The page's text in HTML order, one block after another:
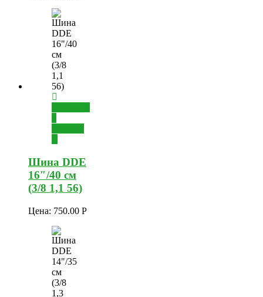
Шина DDE
16″/40 см
(3/8 1,1 56)
Цена: 750.00 Р